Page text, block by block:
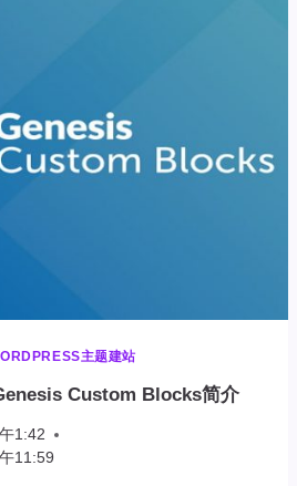
主题建站
Custom Blocks简介
1:42
11:59